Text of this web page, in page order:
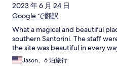
2023 年 6 月 24 日
Google で翻訳
What a magical and beautiful
southern Santorini. The staff
the site was beautiful in every
Jason、6 泊旅行